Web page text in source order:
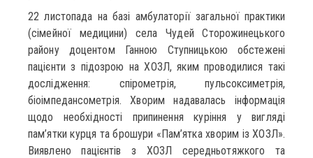
22 листопада на базі амбулаторії загальної практики
(сімейної медицини) села Чудей Сторожинецького
району доцентом Ганною Ступницькою обстежені
пацієнти з підозрою на ХОЗЛ, яким проводилися такі
дослідження: спірометрія, пульсоксиметрія,
біоімпедансометрія. Хворим надавалась інформація
щодо необхідності припинення куріння у вигляді
пам’ятки курця та брошури «Пам’ятка хворим із ХОЗЛ».
Виявлено пацієнтів з ХОЗЛ середньотяжкого та